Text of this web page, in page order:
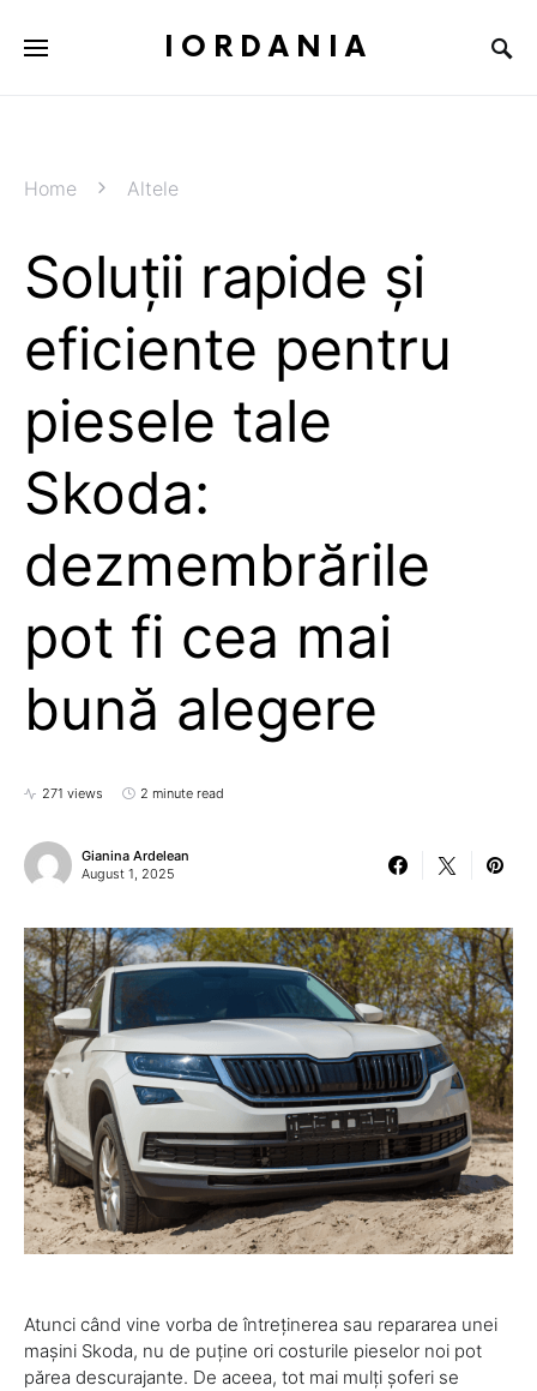
IORDANIA
Home Altele
Soluții rapide și
eficiente pentru
piesele tale
Skoda:
dezmembrările
pot fi cea mai
bună alegere
271 views 2 minute read
Gianina Ardelean
August 1, 2025
Atunci când vine vorba de întreținerea sau repararea unei
mașini Skoda, nu de puține ori costurile pieselor noi pot
părea descurajante. De aceea, tot mai mulți șoferi se